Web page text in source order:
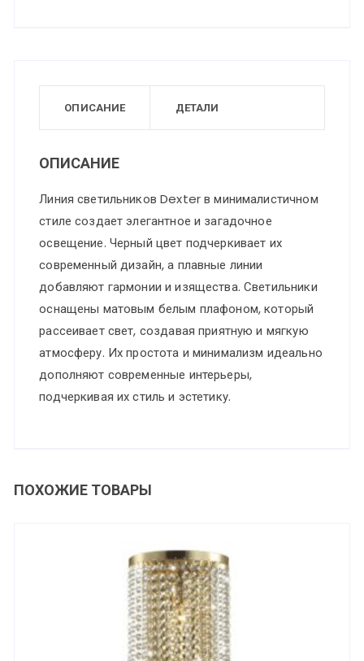
ОПИСАНИЕ ДЕТАЛИ
ОПИСАНИЕ
Линия светильников Dexter в минималистичном
стиле создает элегантное и загадочное
освещение. Черный цвет подчеркивает их
современный дизайн, а плавные линии
добавляют гармонии и изящества. Светильники
оснащены матовым белым плафоном, который
рассеивает свет, создавая приятную и мягкую
атмосферу. Их простота и минимализм идеально
дополняют современные интерьеры,
подчеркивая их стиль и эстетику.
ПОХОЖИЕ ТОВАРЫ